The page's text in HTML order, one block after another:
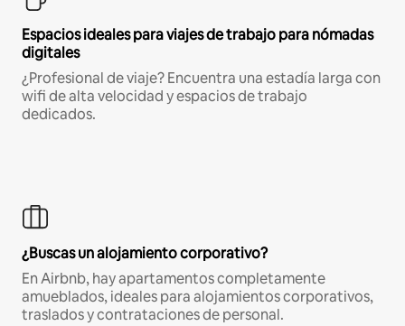
Espacios ideales para viajes de trabajo para nómadas
digitales
¿Profesional de viaje? Encuentra una estadía larga con
wifi de alta velocidad y espacios de trabajo
dedicados.
¿Buscas un alojamiento corporativo?
En Airbnb, hay apartamentos completamente
amueblados, ideales para alojamientos corporativos,
traslados y contrataciones de personal.